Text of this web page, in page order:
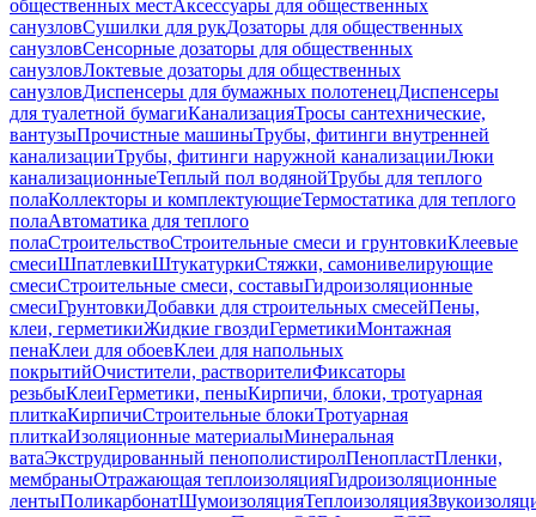
общественных местАксессуары для общественных
санузловСушилки для рукДозаторы для общественных
санузловСенсорные дозаторы для общественных
санузловЛоктевые дозаторы для общественных
санузловДиспенсеры для бумажных полотенецДиспенсеры
для туалетной бумагиКанализацияТросы сантехнические,
вантузыПрочистные машиныТрубы, фитинги внутренней
канализацииТрубы, фитинги наружной канализацииЛюки
канализационныеТеплый пол водянойТрубы для теплого
полаКоллекторы и комплектующиеТермостатика для теплого
полаАвтоматика для теплого
полаСтроительствоСтроительные смеси и грунтовкиКлеевые
смесиШпатлевкиШтукатуркиСтяжки, самонивелирующие
смесиСтроительные смеси, составыГидроизоляционные
смесиГрунтовкиДобавки для строительных смесейПены,
клеи, герметикиЖидкие гвоздиГерметикиМонтажная
пенаКлеи для обоевКлеи для напольных
покрытийОчистители, растворителиФиксаторы
резьбыКлеиГерметики, пеныКирпичи, блоки, тротуарная
плиткаКирпичиСтроительные блокиТротуарная
плиткаИзоляционные материалыМинеральная
ватаЭкструдированный пенополистиролПенопластПленки,
мембраныОтражающая теплоизоляцияГидроизоляционные
лентыПоликарбонатШумоизоляцияТеплоизоляция